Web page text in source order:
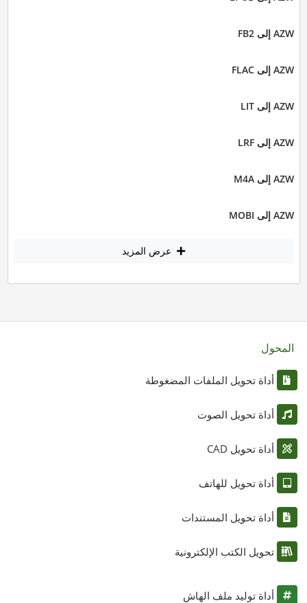
AZW إلى FB2
AZW إلى FLAC
AZW إلى LIT
AZW إلى LRF
AZW إلى M4A
AZW إلى MOBI
عرض المزيد
المحول
أداة تحويل الملفات المضغوطة
أداة تحويل الصوت
أداة تحويل CAD
أداة تحويل للهاتف
أداة تحويل المستندات
تحويل الكتب الإلكترونية
أداة توليد ملف الهاش